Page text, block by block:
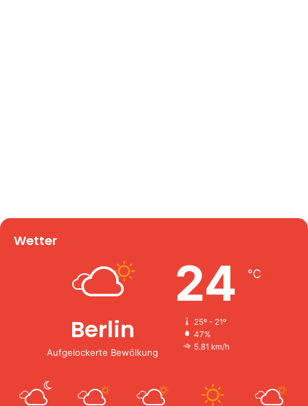
Wetter
Berlin
Aufgelockerte Bewölkung
24 ℃
25º - 21º
47%
5.81 km/h